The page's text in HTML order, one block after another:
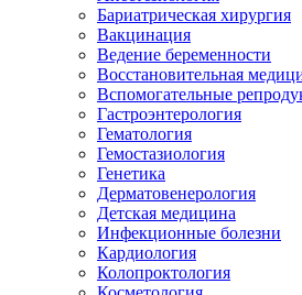
Бариатрическая хирургия
Вакцинация
Ведение беременности
Восстановительная
Вспомогательные
Гастроэнтерология
Гематология
Гемостазиология
Генетика
Дерматовенерология
Детская медицина
Инфекционные болезни
Кардиология
Колопроктология